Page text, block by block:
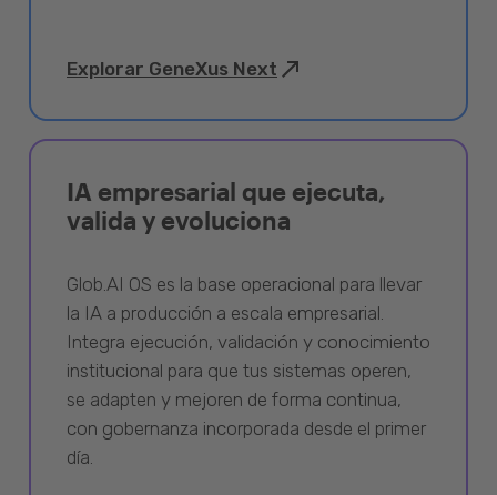
Explorar GeneXus Next
IA empresarial que ejecuta,
valida y evoluciona
Glob.AI OS es la base operacional para llevar
la IA a producción a escala empresarial.
Integra ejecución, validación y conocimiento
institucional para que tus sistemas operen,
se adapten y mejoren de forma continua,
con gobernanza incorporada desde el primer
día.